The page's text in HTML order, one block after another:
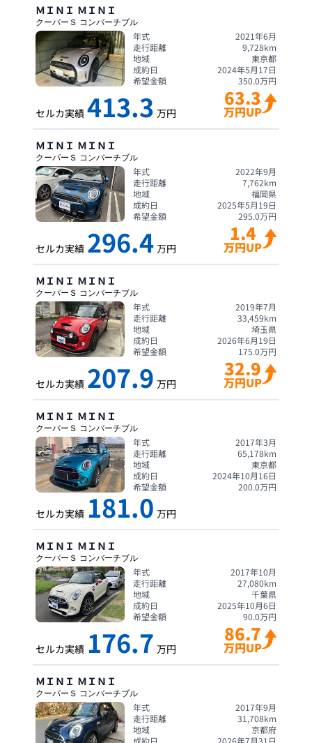
ＭＩＮＩ ＭＩＮＩ
クーパーＳ コンバーチブル
年式
2021年6月
走行距離
9,728km
地域
東京都
成約日
2024年5月17日
希望金額
350.0万円
セルカ実績 413.3 万円
63.3
万円UP
ＭＩＮＩ ＭＩＮＩ
クーパーＳ コンバーチブル
年式
2022年9月
走行距離
7,762km
地域
福岡県
成約日
2025年5月19日
希望金額
295.0万円
セルカ実績 296.4 万円
1.4
万円UP
ＭＩＮＩ ＭＩＮＩ
クーパーＳ コンバーチブル
年式
2019年7月
走行距離
33,459km
地域
埼玉県
成約日
2026年6月19日
希望金額
175.0万円
セルカ実績 207.9 万円
32.9
万円UP
ＭＩＮＩ ＭＩＮＩ
クーパーＳ コンバーチブル
年式
2017年3月
走行距離
65,178km
地域
東京都
成約日
2024年10月16日
希望金額
200.0万円
セルカ実績 181.0 万円
ＭＩＮＩ ＭＩＮＩ
クーパーＳ コンバーチブル
年式
2017年10月
走行距離
27,080km
地域
千葉県
成約日
2025年10月6日
希望金額
90.0万円
セルカ実績 176.7 万円
86.7
万円UP
ＭＩＮＩ ＭＩＮＩ
クーパーＳ コンバーチブル
年式
2017年9月
走行距離
31,708km
地域
京都府
成約日
2026年7月31日